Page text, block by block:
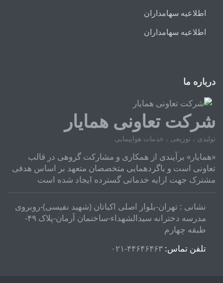
اطلاعیه سهامداران
اطلاعیه سهامداران
درباره ما
شرکت تعاونی همایار
تولیدی ، توزیعی ، خدمات هواپیمایی
«همایار» برآیندی از همکاری و مشارکت گروهی در قالب
تعاونی است و باگردهمایی متخصصان متعهد بر اساس هدفی
مشترک جهت ارایه خدماتی گسترده ایجاد شده است
نشانی : تهران-بلوار اصلی اکباتان (شهید نفیسی)-روبروی
مدرسه دخترانه سیدالشهداء-ساخنمان آرمان-پلاک ۴۹-
طبقه چهارم
تلفن تماس: ۴۴۶۴۶۴۶۳-۰۲۱